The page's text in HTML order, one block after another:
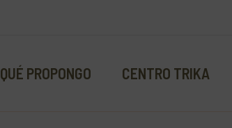
QUÉ PROPONGO CENTRO TRIKA